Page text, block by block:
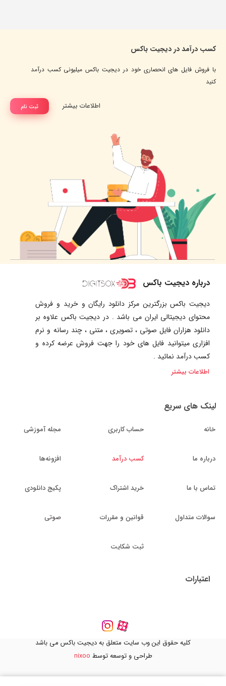
کسب درآمد در دیجیت باکس
با فروش فایل های انحصاری خود در دیجیت باکس میلیونی کسب درآمد
کنید
ثبت نام اطلاعات بیشتر
درباره دیجیت باکس
دیجیت باکس بزرگترین مرکز دانلود رایگان و خرید و فروش
محتوای دیجیتالی ایران می باشد . در دیجیت باکس علاوه بر
دانلود هزاران فایل صوتی ، تصویری ، متنی ، چند رسانه و نرم
افزاری میتوانید فایل های خود را جهت فروش عرضه کرده و
کسب درآمد نمائید .
اطلاعات بیشتر
لینک های سریع
خانه
درباره ما
تماس با ما
سوالات متداول
حساب کاربری
کسب درآمد
خرید اشتراک
قوانین و مقررات
ثبت شکایت
مجله آموزشی
افزونه‌ها
پکیج دانلودی
صوتی
اعتبارات
کلیه حقوق این وب سایت متعلق به دیجیت باکس می باشد
طراحی و توسعه توسط nixoo